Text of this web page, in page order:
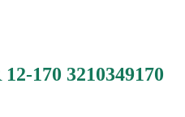
170 3210349170